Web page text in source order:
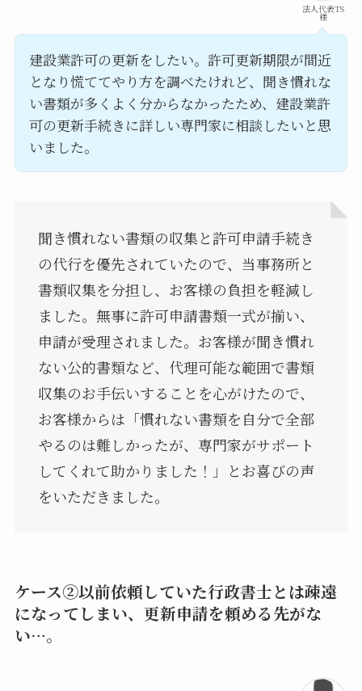
法人代表TS
様
建設業許可の更新をしたい。許可更新期限が間近
となり慌ててやり方を調べたけれど、聞き慣れな
い書類が多くよく分からなかったため、建設業許
可の更新手続きに詳しい専門家に相談したいと思
いました。
聞き慣れない書類の収集と許可申請手続き
の代行を優先されていたので、当事務所と
書類収集を分担し、お客様の負担を軽減し
ました。無事に許可申請書類一式が揃い、
申請が受理されました。お客様が聞き慣れ
ない公的書類など、代理可能な範囲で書類
収集のお手伝いすることを心がけたので、
お客様からは「慣れない書類を自分で全部
やるのは難しかったが、専門家がサポート
してくれて助かりました！」とお喜びの声
をいただきました。
ケース②以前依頼していた行政書士とは疎遠
になってしまい、更新申請を頼める先がな
い…。